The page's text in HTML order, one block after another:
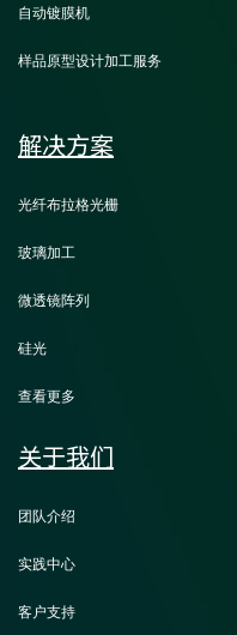
自动镀膜机
样品原型设计加工服务
解决方案
光纤布拉格光栅
玻璃加工
微透镜阵列
硅光
查看更多
关于我们
团队介绍
实践中心
客户支持